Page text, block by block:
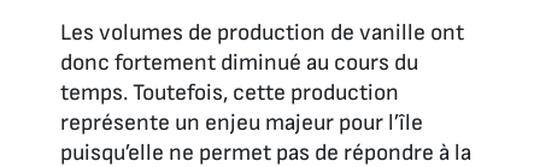
Les volumes de production de vanille ont
donc fortement diminué au cours du
temps. Toutefois, cette production
représente un enjeu majeur pour l’île
puisqu’elle ne permet pas de répondre à la